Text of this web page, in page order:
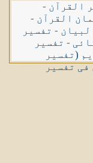
القرآن -
القرآن -
- تفسیر
- تفسیر
(تفسیر
فی تفسیر